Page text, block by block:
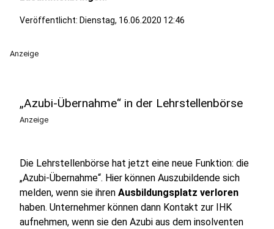
Veröffentlicht: Dienstag, 16.06.2020 12:46
Anzeige
„Azubi-Übernahme“ in der Lehrstellenbörse
Anzeige
Die Lehrstellenbörse hat jetzt eine neue Funktion: die
„Azubi-Übernahme“. Hier können Auszubildende sich
melden, wenn sie ihren Ausbildungsplatz verloren
haben. Unternehmer können dann Kontakt zur IHK
aufnehmen, wenn sie den Azubi aus dem insolventen